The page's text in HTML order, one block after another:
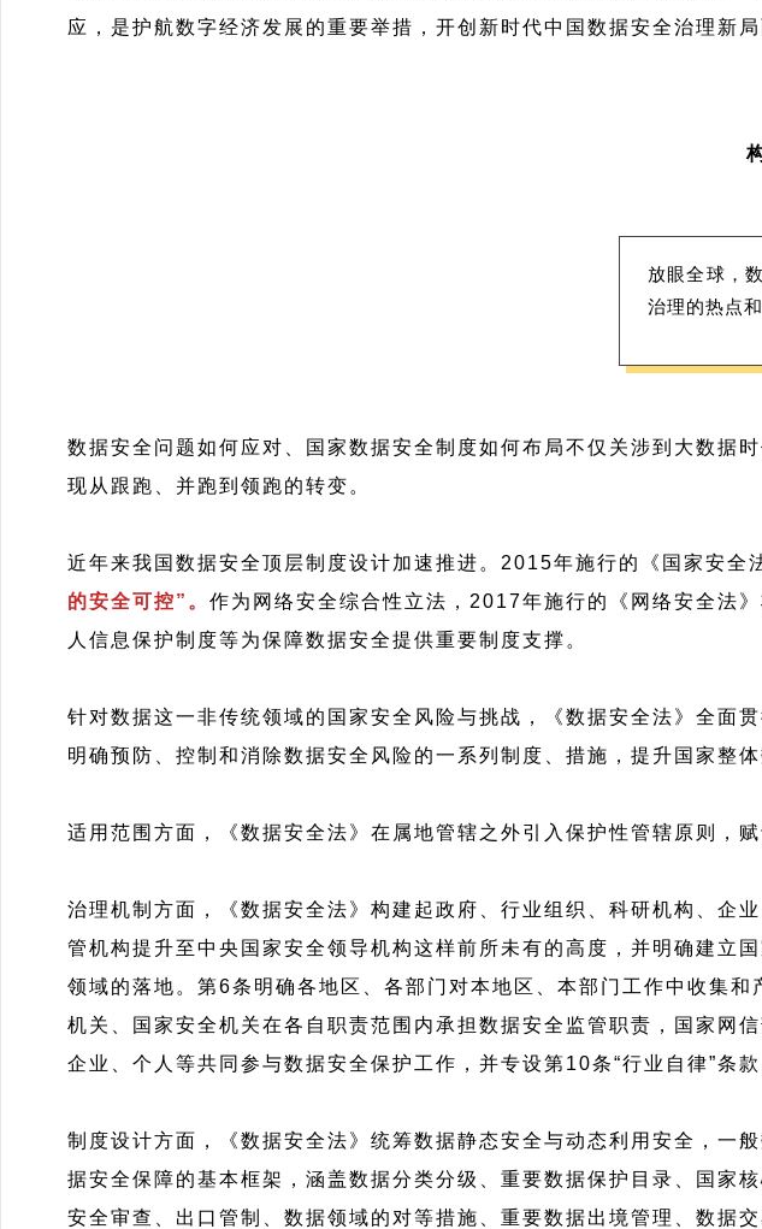
应，是护航数字经济发展的重要举措，开创新时代中国数据安全治理新局
放眼全球，
治理的热点和
数据安全问题如何应对、国家数据安全制度如何布局不仅关涉到大数据
现从跟跑、并跑到领跑的转变。
近年来我国数据安全顶层制度设计加速推进。2015年施行的《国家安全
的安全可控”。 作为网络安全综合性立法，2017年施行的《网络安全法
人信息保护制度等为保障数据安全提供重要制度支撑。
针对数据这一非传统领域的国家安全风险与挑战，《数据安全法》全面
明确预防、控制和消除数据安全风险的一系列制度、措施，提升国家整体
适用范围方面，《数据安全法》在属地管辖之外引入保护性管辖原则，赋
治理机制方面，《数据安全法》构建起政府、行业组织、科研机构、企
管机构提升至中央国家安全领导机构这样前所未有的高度，并明确建立
领域的落地。第6条明确各地区、各部门对本地区、本部门工作中收集
机关、国家安全机关在各自职责范围内承担数据安全监管职责，国家网
企业、个人等共同参与数据安全保护工作，并专设第10条“行业自律”条款
制度设计方面，《数据安全法》统筹数据静态安全与动态利用安全，一
据安全保障的基本框架，涵盖数据分类分级、重要数据保护目录、国家
安全审查、出口管制、数据领域的对等措施、重要数据出境管理、数据